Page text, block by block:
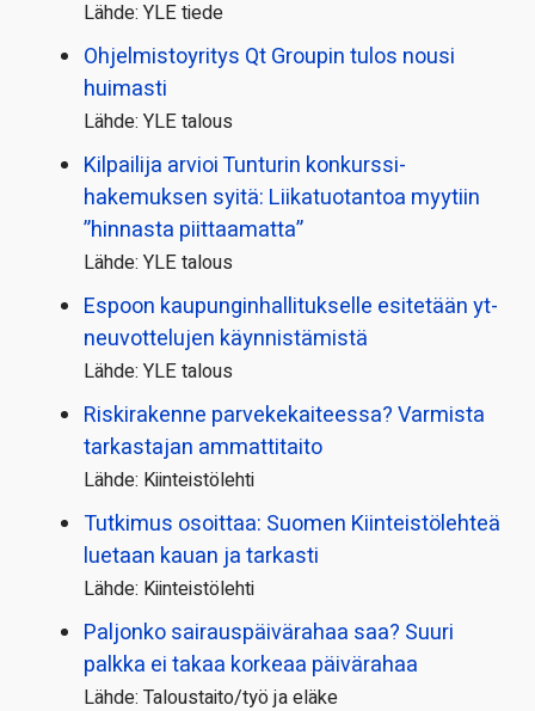
Lähde: YLE tiede
Ohjelmistoyritys Qt Groupin tulos nousi
huimasti
Lähde: YLE talous
Kilpailija arvioi Tunturin konkurssi­
hakemuksen syitä: Liikatuotantoa myytiin
”hinnasta piittaamatta”
Lähde: YLE talous
Espoon kaupungin­hallitukselle esitetään yt-
neuvottelujen käynnistämistä
Lähde: YLE talous
Riskirakenne parvekekaiteessa? Varmista
tarkastajan ammattitaito
Lähde: Kiinteistölehti
Tutkimus osoittaa: Suomen Kiinteistölehteä
luetaan kauan ja tarkasti
Lähde: Kiinteistölehti
Paljonko sairauspäivä­rahaa saa? Suuri
palkka ei takaa korkeaa päivärahaa
Lähde: Taloustaito/työ ja eläke